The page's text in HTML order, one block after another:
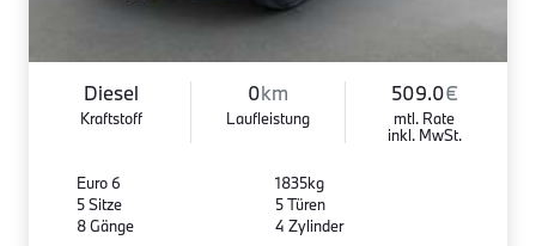
Diesel
Kraftstoff
0km
Laufleistung
509.0€
mtl. Rate
inkl. MwSt.
Euro 6
5 Sitze
8 Gänge
1835kg
5 Türen
4 Zylinder